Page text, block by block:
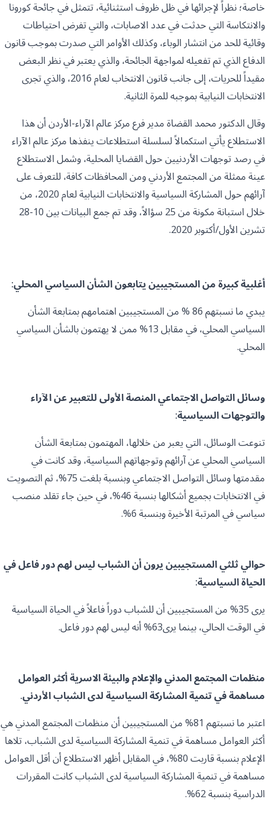
خاصة؛ نظراً لإجرائها في ظل ظروف استثنائية، تتمثل في جائحة كورونا
والانتكاسة التي حدثت في عدد الاصابات، والتي تفرض احتياطات
وقائية للحد من انتشار الوباء، وكذلك الأوامر التي صدرت بموجب قانون
الدفاع الذي تم تفعيله لمواجهة الجائحة، والذي يعتبر في نظر البعض
مقيداً للحريات، إلى جانب قانون الانتخاب لعام 2016، والذي تجرى
الانتخابات النيابية بموجبه للمرة الثانية.
وقال الدكتور محمد القضاة مدير فرع مركز عالم الآراء-الأردن أن هذا
الاستطلاع يأتي استكمالاً لسلسلة استطلاعات ينفذها مركز عالم الآراء
في رصد توجهات الأردنيين حول القضايا المحلية، وشمل الاستطلاع
عينة ممثلة من المجتمع الأردني ومن المحافظات كافة، للتعرف على
آرائهم حول المشاركة السياسية والانتخابات النيابية لعام 2020، من
خلال استبانة مكونة من 25 سؤالاً، وقد تم جمع البيانات بين 10-28
تشرين الأول/أكتوبر 2020.
أغلبية كبيرة من المستجيبين يتابعون الشأن السياسي المحلي:
يبدي ما نسبتهم 86 % من المستجيبين اهتمامهم بمتابعة الشأن
السياسي المحلي، في مقابل 13% ممن لا يهتمون بالشأن السياسي
المحلي.
وسائل التواصل الاجتماعي المنصة الأولى للتعبير عن الآراء
والتوجهات السياسية:
تنوعت الوسائل، التي يعبر من خلالها، المهتمون بمتابعة الشأن
السياسي المحلي عن آرائهم وتوجهاتهم السياسية، وقد كانت في
مقدمتها وسائل التواصل الاجتماعي وبنسبة بلغت 75%، ثم التصويت
في الانتخابات بجميع أشكالها بنسبة 46%، في حين جاء تقلد منصب
سياسي في المرتبة الأخيرة وبنسبة 6%.
حوالي ثلثي المستجيبين يرون أن الشباب ليس لهم دور فاعل في
الحياة السياسية:
يرى 35% من المستجيبين أن للشباب دوراً فاعلاً في الحياة السياسية
في الوقت الحالي، بينما يرى63% أنه ليس لهم دور فاعل.
منظمات المجتمع المدني والإعلام والبيئة الاسرية أكثر العوامل
مساهمة في تنمية المشاركة السياسية لدى الشباب الأردني.
اعتبر ما نسبتهم 81% من المستجيبين أن منظمات المجتمع المدني هي
أكثر العوامل مساهمة في تنمية المشاركة السياسية لدى الشباب، تلاها
الإعلام بنسبة قاربت 80%، في المقابل أظهر الاستطلاع أن أقل العوامل
مساهمة في تنمية المشاركة السياسية لدى الشباب كانت المقررات
الدراسية بنسبة 62%.